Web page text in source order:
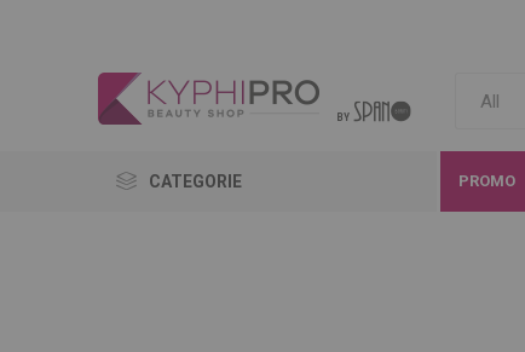
CATEGORIE PROMO